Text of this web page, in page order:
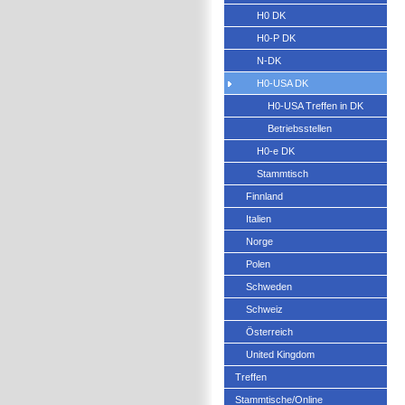
H0 DK
H0-P DK
N-DK
H0-USA DK
H0-USA Treffen in DK
Betriebsstellen
H0-e DK
Stammtisch
Finnland
Italien
Norge
Polen
Schweden
Schweiz
Österreich
United Kingdom
Treffen
Stammtische/Online